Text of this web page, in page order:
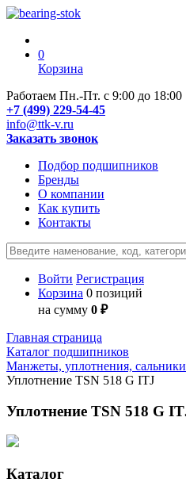
0
Корзина
Работаем Пн.-Пт. с 9:00 до 18:00
+7 (499) 229-54-45
info@ttk-v.ru
Заказать звонок
Подбор подшипников
Бренды
О компании
Как купить
Контакты
Войти Регистрация
Корзина 0 позиций
на сумму 0 ₽
Главная страница
Каталог подшипников
Манжеты, уплотнения,
Уплотнение TSN 518 G ITJ
Уплотнение TSN 518 G
Каталог